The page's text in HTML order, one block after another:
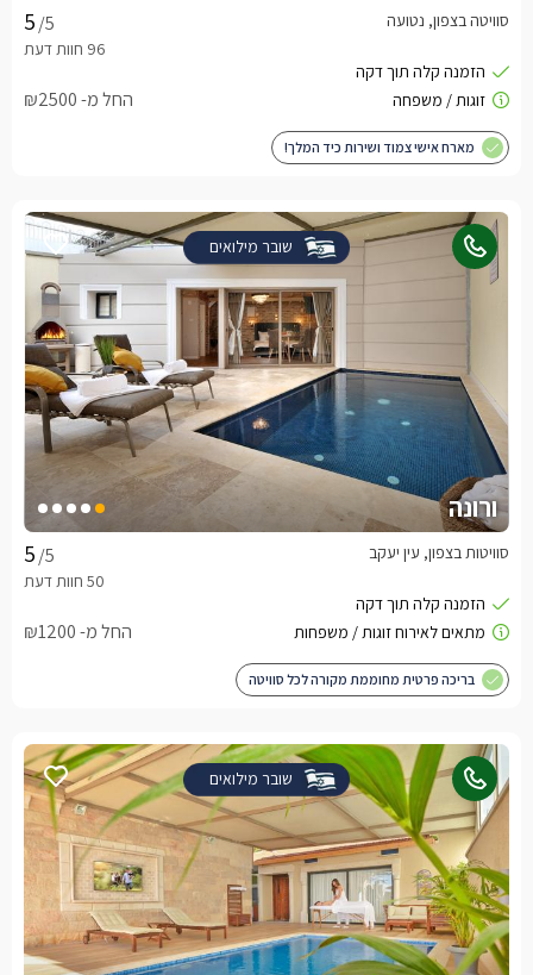
/5 סוויטה בצפון, נטועה
החל מ- ₪2500
מארח אישי צמוד ושירות כיד המלך!
שובר מילואים
ורונה
/5 סוויטות בצפון, עין יעקב
החל מ- ₪1200
בריכה פרטית מחוממת מקורה לכל סוויטה
שובר מילואים